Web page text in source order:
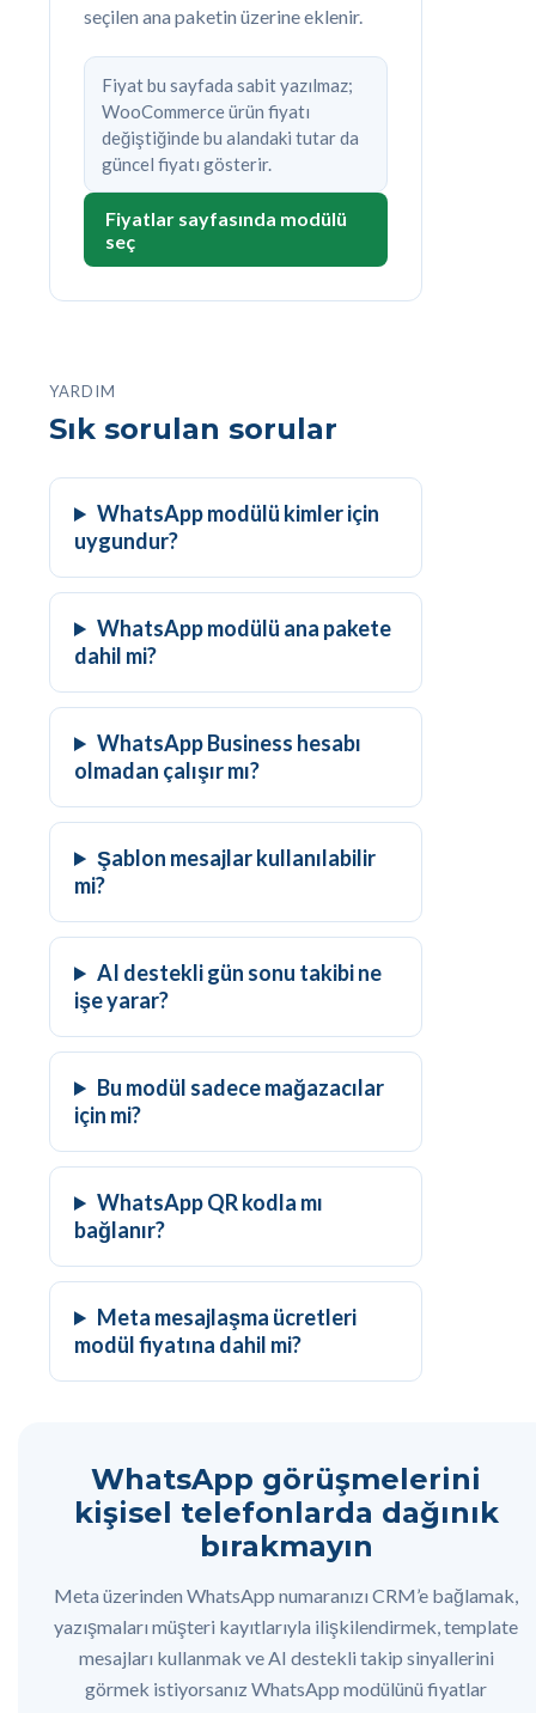
seçilen ana paketin üzerine eklenir.
Fiyat bu sayfada sabit yazılmaz;
WooCommerce ürün fiyatı
değiştiğinde bu alandaki tutar da
güncel fiyatı gösterir.
Fiyatlar sayfasında modülü
seç
YARDIM
Sık sorulan sorular
WhatsApp modülü kimler için
uygundur?
WhatsApp modülü ana pakete
dahil mi?
WhatsApp Business hesabı
olmadan çalışır mı?
Şablon mesajlar kullanılabilir
mi?
AI destekli gün sonu takibi ne
işe yarar?
Bu modül sadece mağazacılar
için mi?
WhatsApp QR kodla mı
bağlanır?
Meta mesajlaşma ücretleri
modül fiyatına dahil mi?
WhatsApp görüşmelerini
kişisel telefonlarda dağınık
bırakmayın
Meta üzerinden WhatsApp numaranızı CRM’e bağlamak,
yazışmaları müşteri kayıtlarıyla ilişkilendirmek, template
mesajları kullanmak ve AI destekli takip sinyallerini
görmek istiyorsanız WhatsApp modülünü fiyatlar